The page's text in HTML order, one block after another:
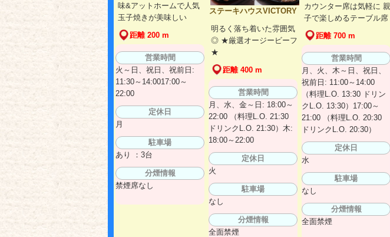
味&アットホームで人気
玉子焼きが美味しい
距離 200 m
営業時間
火～日、祝日、祝前日:
11:30～14:0017:00～
22:00
定休日
月
駐車場
あり ：3台
分煙情報
禁煙席なし
ステーキハウスVICTORY
明るく落ち着いた雰囲気
◎ ★厳選オージービーフ
★
距離 400 m
営業時間
月、水、金～日: 18:00～
22:00 （料理L.O. 21:30
ドリンクL.O. 21:30）木:
18:00～22:00
定休日
火
駐車場
なし
分煙情報
全面禁煙
カウンター席は気軽に 親
子で楽しめるテーブル席
距離 700 m
営業時間
月、火、木～日、祝日、
祝前日: 11:00～14:00
（料理L.O. 13:30 ドリン
クL.O. 13:30）17:00～
21:00 （料理L.O. 20:30
ドリンクL.O. 20:30）
定休日
水
駐車場
なし
分煙情報
全面禁煙